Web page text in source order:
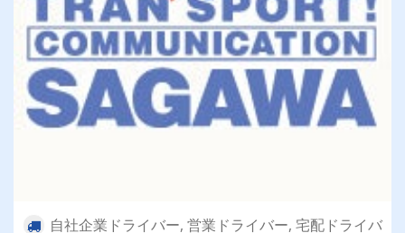
自社企業ドライバー, 営業ドライバー, 宅配ドライバ